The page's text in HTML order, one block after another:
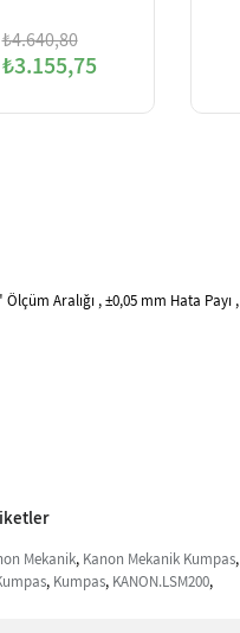
₺4.640,80
₺3.155,75
Aralığı , ±0,05 mm Hata Payı ,
Mekanik, Kanon Mekanik Kumpas,
, Kumpas, KANON.LSM200,